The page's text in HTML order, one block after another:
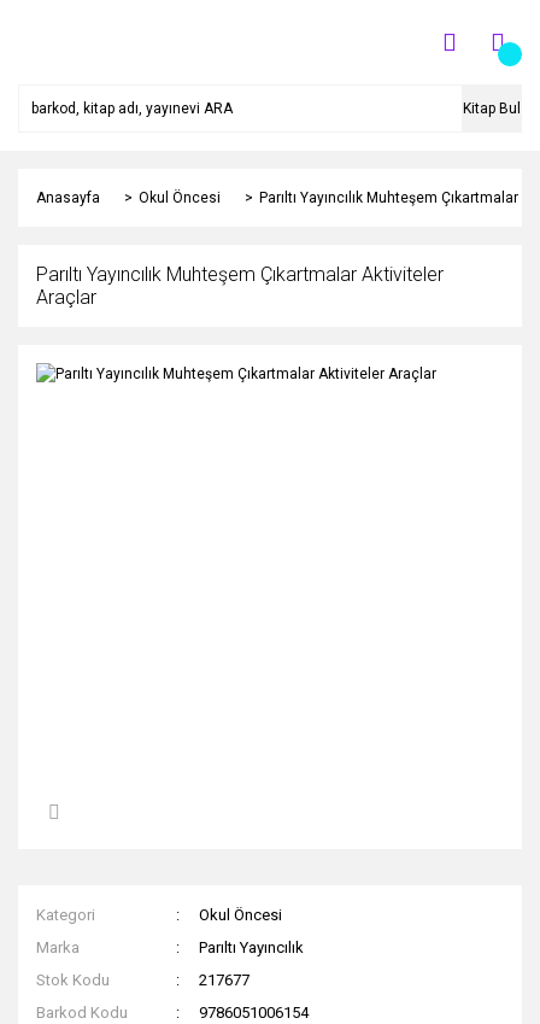
Kitap Bul
Anasayfa Okul Öncesi Parıltı Yayıncılık Muhteşem Çıkartmalar
Parıltı Yayıncılık Muhteşem Çıkartmalar Aktiviteler
Araçlar
Kategori
Okul Öncesi
Marka
Parıltı Yayıncılık
Stok Kodu
217677
Barkod Kodu
9786051006154